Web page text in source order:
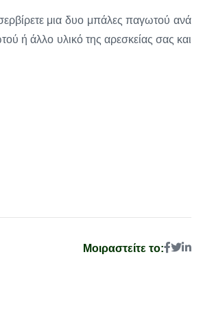
μια δυο μπάλες παγωτού ανά
ή άλλο υλικό της αρεσκείας σας και
Μοιραστείτε το: